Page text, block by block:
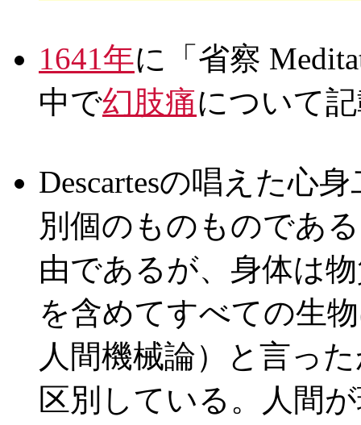
1641年に「省察
中で幻肢痛について
Descartesの唱えた心
別個のものものであ
由であるが、身体は
を含めてすべての生
人間機械論）と言っ
区別している。人間